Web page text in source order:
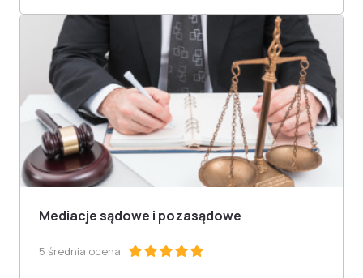
Mediacje sądowe i pozasądowe
5 średnia ocena